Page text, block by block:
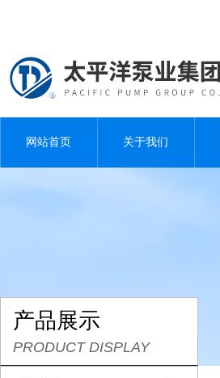
网站首页 关于我们
产品展示
PRODUCT DISPLAY